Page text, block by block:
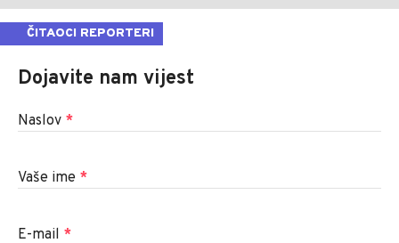
ČITAOCI REPORTERI
Dojavite nam vijest
Naslov *
Vaše ime *
E-mail *